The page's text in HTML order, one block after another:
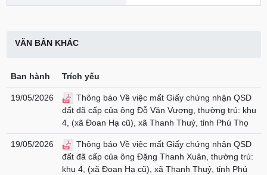
VĂN BẢN KHÁC
Ban hành Trích yếu
19/05/2026
Thông báo Về việc mất Giấy chứng nhận QSD
đất đã cấp của ông Đỗ Văn Vượng, thường trú: khu
4, (xã Đoan Hạ cũ), xã Thanh Thuỷ, tỉnh Phú Thọ
19/05/2026
Thông báo Về việc mất Giấy chứng nhận QSD
đất đã cấp của ông Đặng Thanh Xuân, thường trú:
khu 4, (xã Đoan Hạ cũ), xã Thanh Thuỷ, tỉnh Phú